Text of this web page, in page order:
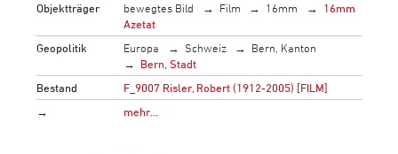
Objektträger
bewegtes Bild Film 16mm
16mm
Azetat
Geopolitik
Europa Schweiz
Bern, Kanton
Bern, Stadt
Bestand
F_9007 Risler, Robert (1912-2005) [FILM]
→
mehr…